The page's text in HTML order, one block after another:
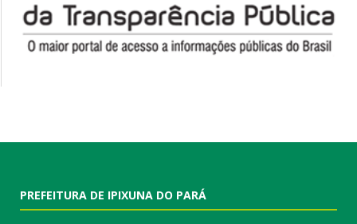
PREFEITURA DE IPIXUNA DO PARÁ